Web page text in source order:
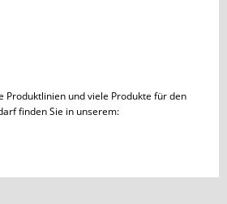
Produktlinien und viele Produkte für den
finden Sie in unserem: